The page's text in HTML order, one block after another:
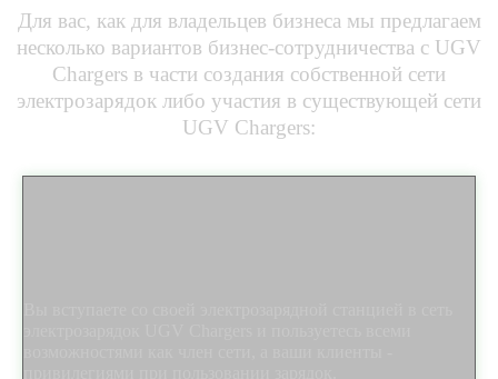
Для вас, как для владельцев бизнеса мы предлагаем
несколько вариантов бизнес-сотрудничества с UGV
Chargers в части создания собственной сети
электрозарядок либо участия в существующей сети
UGV Chargers: